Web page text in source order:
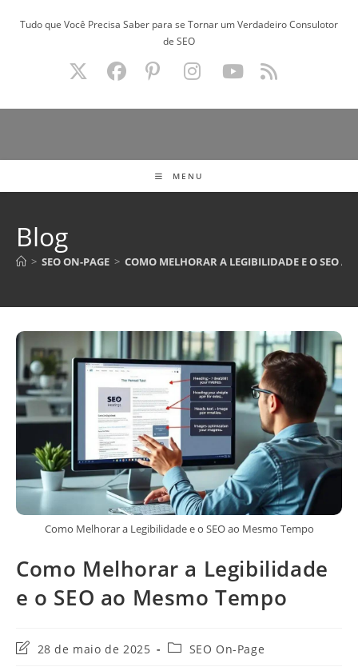
paraTudo que Você Precisa Saber para se Tornar um Verdadeiro Consulotor
de SEO
MENU
Blog
> SEO ON-PAGE > COMO MELHORAR A LEGIBILIDADE E O SEO
Como Melhorar a Legibilidade e o SEO ao Mesmo Tempo
Como Melhorar a Legibilidade
e o SEO ao Mesmo Tempo
Última28 de maio de 2025
Categoria
SEO On-Page